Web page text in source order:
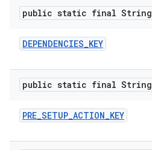
public static final String
DEPENDENCIES_KEY
public static final String
PRE_SETUP_ACTION_KEY